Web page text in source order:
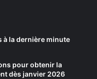
à la dernière minute
pour obtenir la
dès janvier 2026